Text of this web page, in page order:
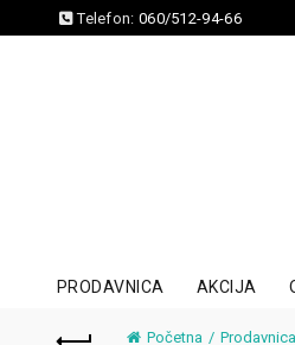
Telefon: 060/512-94-66
PRODAVNICA AKCIJA
Početna Prodavnica